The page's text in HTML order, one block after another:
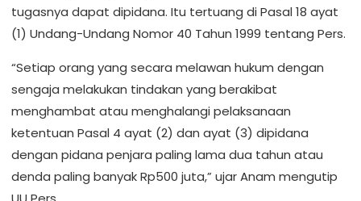
tugasnya dapat dipidana. Itu tertuang di Pasal 18 ayat
(1) Undang-Undang Nomor 40 Tahun 1999 tentang Pers.
“Setiap orang yang secara melawan hukum dengan
sengaja melakukan tindakan yang berakibat
menghambat atau menghalangi pelaksanaan
ketentuan Pasal 4 ayat (2) dan ayat (3) dipidana
dengan pidana penjara paling lama dua tahun atau
denda paling banyak Rp500 juta,” ujar Anam mengutip